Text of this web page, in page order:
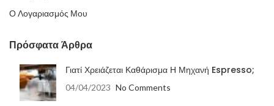
Ο Λογαριασμός Μου
Πρόσφατα Άρθρα
Γιατί Χρειάζεται Καθάρισμα Η Μηχανή Espresso;
04/04/2023 No Comments